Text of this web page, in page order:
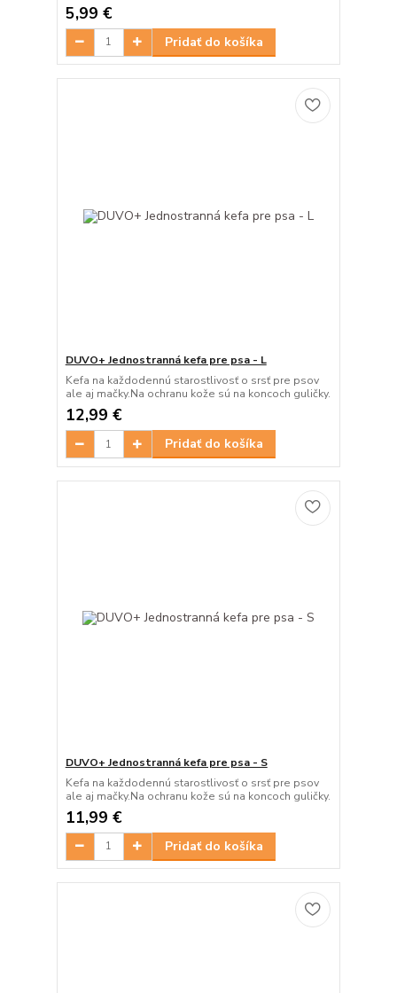
5,99 €
Pridať do košíka
DUVO+ Jednostranná kefa pre psa - L
Kefa na každodennú starostlivosť o srsť pre psov
ale aj mačky.Na ochranu kože sú na koncoch guličky.
12,99 €
Pridať do košíka
DUVO+ Jednostranná kefa pre psa - S
Kefa na každodennú starostlivosť o srsť pre psov
ale aj mačky.Na ochranu kože sú na koncoch guličky.
11,99 €
Pridať do košíka